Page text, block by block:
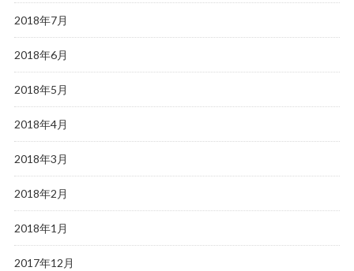
2018年7月
2018年6月
2018年5月
2018年4月
2018年3月
2018年2月
2018年1月
2017年12月